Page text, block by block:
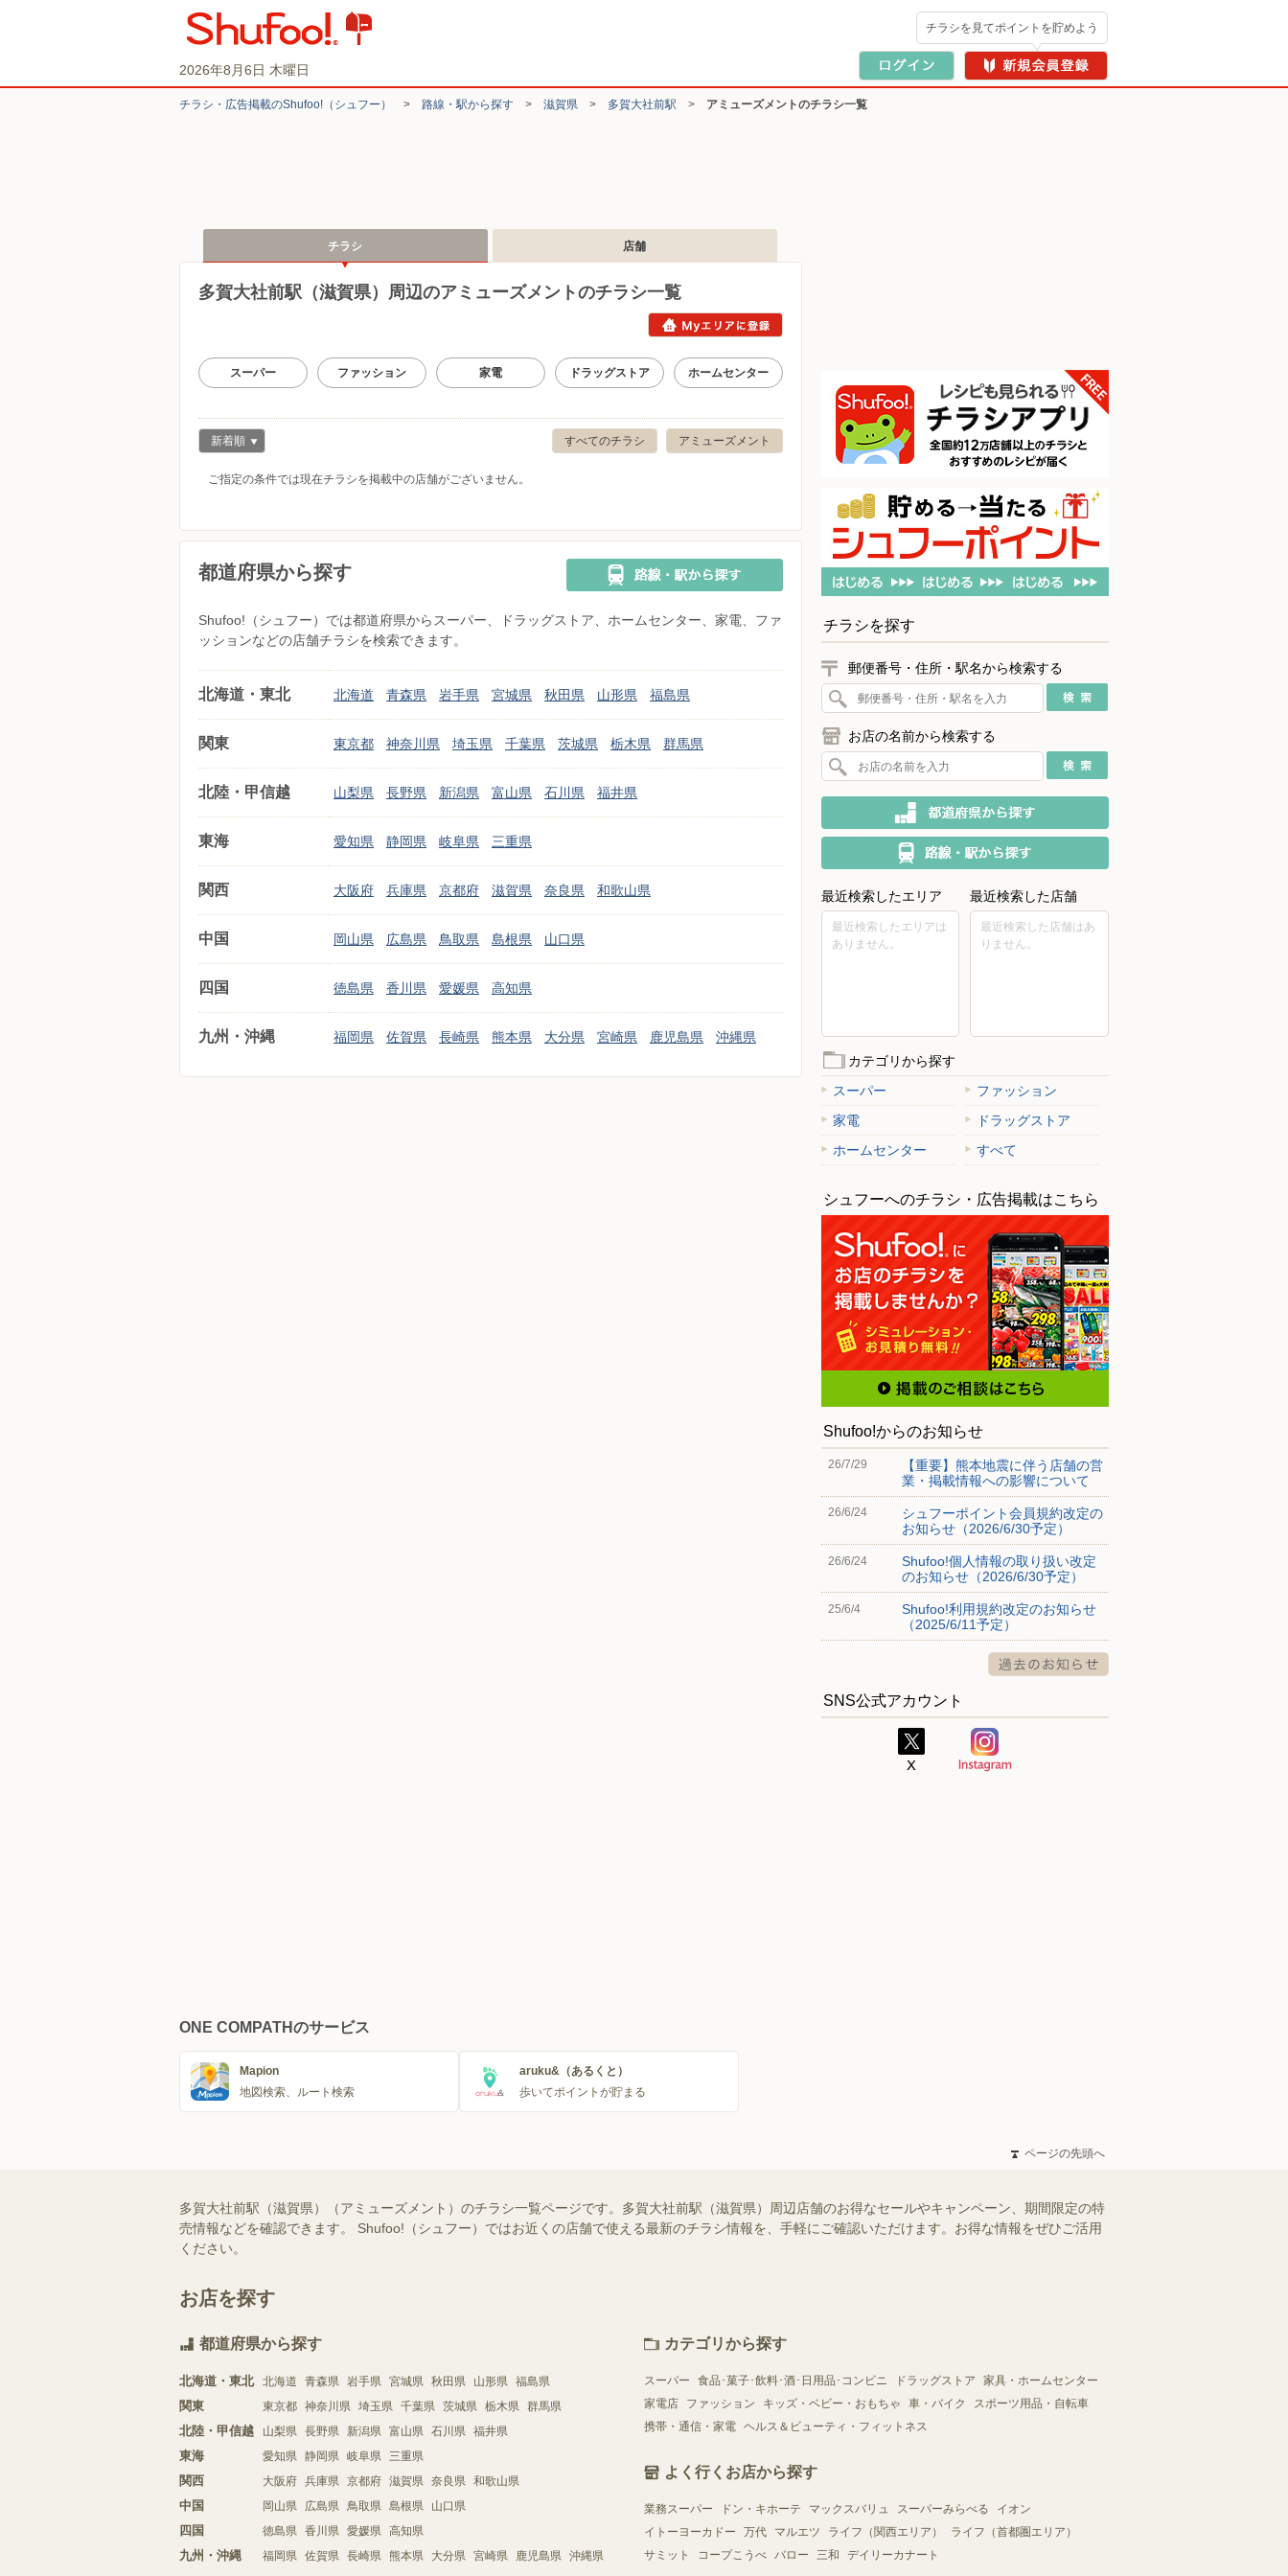
2026年8月6日 木曜日
チラシを見てポイントを貯めよう
チラシ・​広告掲載の​Shufoo!​（シュフー） > 路線・駅から探す > 滋賀県 > 多賀大社前駅 > アミューズメントのチラシ一覧
チラシ 店舗
多賀大社前駅（滋賀県）周辺のアミューズメントのチラシ一覧
スーパー ファッション 家電 ドラッグストア ホームセンター
アミューズメント
すべてのチラシ
新着順
ご指定の条件では現在チラシを掲載中の店舗がございません。
都道府県から探す
Shufoo!（シュフー）では都道府県からスーパー、ドラッグストア、ホームセンター、家電、ファ
ッションなどの店舗チラシを検索できます。
北海道・東北 北海道 青森県 岩手県 宮城県 秋田県 山形県 福島県
関東 東京都 神奈川県 埼玉県 千葉県 茨城県 栃木県 群馬県
北陸・甲信越 山梨県 長野県 新潟県 富山県 石川県 福井県
東海 愛知県 静岡県 岐阜県 三重県
関西 大阪府 兵庫県 京都府 滋賀県 奈良県 和歌山県
中国 岡山県 広島県 鳥取県 島根県 山口県
四国 徳島県 香川県 愛媛県 高知県
九州・沖縄 福岡県 佐賀県 長崎県 熊本県 大分県 宮崎県 鹿児島県 沖縄県
チラシを探す
郵便番号・住所・駅名から検索する
お店の名前から検索する
最近検索したエリア
最近検索したエリアは
ありません。
最近検索した店舗
最近検索した店舗はあ
りません。
カテゴリから探す
スーパー
ファッション
家電
ドラッグストア
ホームセンター
すべて
シュフーへのチラシ・広告掲載はこちら
Shufoo!からのお知らせ
26/7/29
【重要】熊本地震に伴う店舗の営
業・掲載情報への影響について
26/6/24
シュフーポイント会員規約改定の
お知らせ（2026/6/30予定）
26/6/24
Shufoo!個人情報の取り扱い改定
のお知らせ（2026/6/30予定）
25/6/4
Shufoo!利用規約改定のお知らせ
（2025/6/11予定）
SNS公式アカウント
ONE COMPATHのサービス
Mapion
地図検索、ルート検索
aruku&（あるくと）
歩いてポイントが貯まる
ページの先頭へ
多賀大社前駅（滋賀県）（アミューズメント）のチラシ一覧ページです。多賀大社前駅（滋賀県）周辺店舗のお得なセールやキャンペーン、期間限定の特
売情報などを確認できます。 Shufoo!（シュフー）ではお近くの店舗で使える最新のチラシ情報を、手軽にご確認いただけます。お得な情報をぜひご活用
ください。
お店を探す
都道府県から探す
北海道・東北 北海道 青森県 岩手県 宮城県 秋田県 山形県 福島県
関東 東京都 神奈川県 埼玉県 千葉県 茨城県 栃木県 群馬県
北陸・甲信越 山梨県 長野県 新潟県 富山県 石川県 福井県
東海 愛知県 静岡県 岐阜県 三重県
関西 大阪府 兵庫県 京都府 滋賀県 奈良県 和歌山県
中国 岡山県 広島県 鳥取県 島根県 山口県
四国 徳島県 香川県 愛媛県 高知県
九州・沖縄 福岡県 佐賀県 長崎県 熊本県 大分県 宮崎県 鹿児島県 沖縄県
カテゴリから探す
スーパー 食品･菓子･飲料･酒･日用品･コンビニ ドラッグストア
家具・ホームセンター
家電店
ファッション キッズ・ベビー・おもちゃ 車・バイク
スポーツ用品・自転車
携帯・通信・家電 ヘルス＆ビューティ・フィットネス
よく行くお店から探す
業務スーパー ドン・キホーテ マックスバリュ スーパーみらべる
イオン
イトーヨーカドー
万代 マルエツ ライフ（関西エリア）
ライフ（首都圏エリア）
サミット
コープこうべ バロー 三和 デイリーカナート